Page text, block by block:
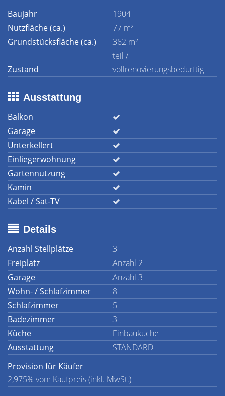
Baujahr
1904
Nutzfläche (ca.)
77 m²
Grundstücksfläche (ca.)
362 m²
Zustand
teil /
vollrenovierungsbedürftig
Ausstattung
Balkon
Garage
Unterkellert
Einliegerwohnung
Gartennutzung
Kamin
Kabel / Sat-TV
Details
Anzahl Stellplätze
3
Freiplatz
Anzahl 2
Garage
Anzahl 3
Wohn- / Schlafzimmer
8
Schlafzimmer
5
Badezimmer
3
Küche
Einbauküche
Ausstattung
STANDARD
Provision für Käufer
2,975% vom Kaufpreis (inkl. MwSt.)